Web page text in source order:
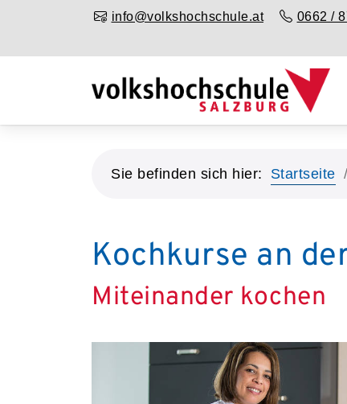
info@volkshochschule.at 0662 /
Sie befinden sich hier: Startseite
Kochkurse an
Miteinander kochen